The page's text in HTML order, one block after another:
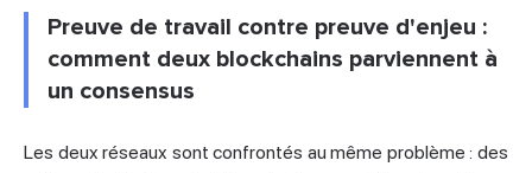
Preuve de travail contre preuve d'enjeu :
comment deux blockchains parviennent à
un consensus
Les deux réseaux sont confrontés au même problème : des